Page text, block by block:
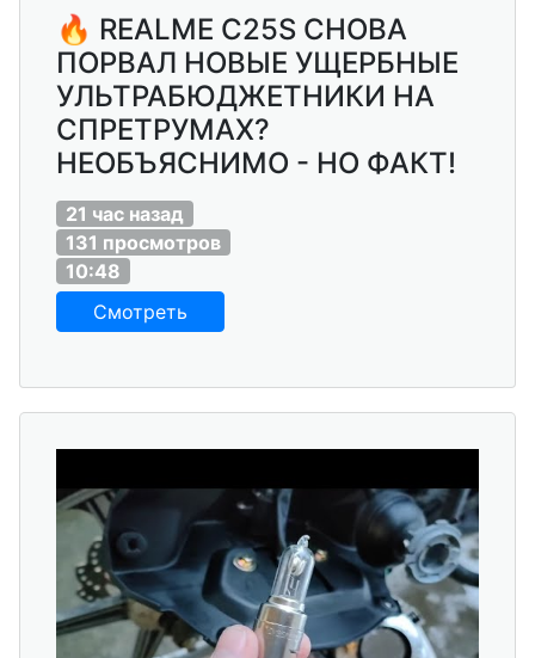
🔥 REALME C25S СНОВА
ПОРВАЛ НОВЫЕ УЩЕРБНЫЕ
УЛЬТРАБЮДЖЕТНИКИ НА
СПРЕТРУМАХ?
НЕОБЪЯСНИМО - НО ФАКТ!
21 час назад
131 просмотров
10:48
Смотреть